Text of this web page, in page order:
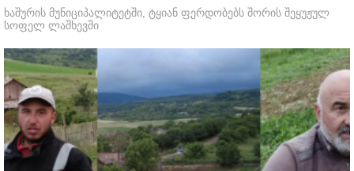
ხაშურის მუნიციპალიტეტში, ტყიან ფერდობებს შორის შეყუჟულ
სოფელ ლაშხევში